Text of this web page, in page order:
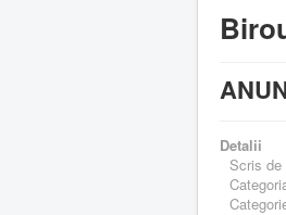
Detalii
Scris de